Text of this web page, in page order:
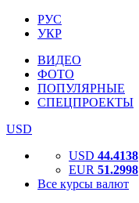
РУС
УКР
ВИДЕО
ФОТО
ПОПУЛЯРНЫЕ
СПЕЦПРОЕКТЫ
USD
USD 44.4138
EUR 51.2998
Все курсы валют